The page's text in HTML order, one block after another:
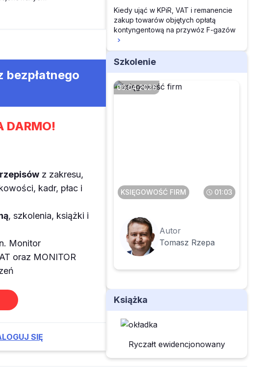
bezpłatnego
DARMO!
z zakresu,
kadr, płac i
, szkolenia, książki i
Monitor
oraz MONITOR
SIĘ
Kiedy ująć w KPiR, VAT i remanencie
zakup towarów objętych opłatą
kontyngentową na przywóz F-gazów
Szkolenie
06.04.2026
KSIĘGOWOŚĆ FIRM 01:03
Autor
Tomasz Rzepa
Książka
Ryczałt ewidencjonowany